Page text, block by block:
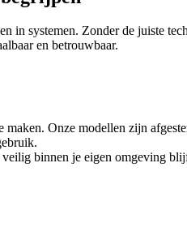
systemen. Zonder de juiste
en betrouwbaar.
Onze modellen zijn
veilig binnen je eigen omgeving